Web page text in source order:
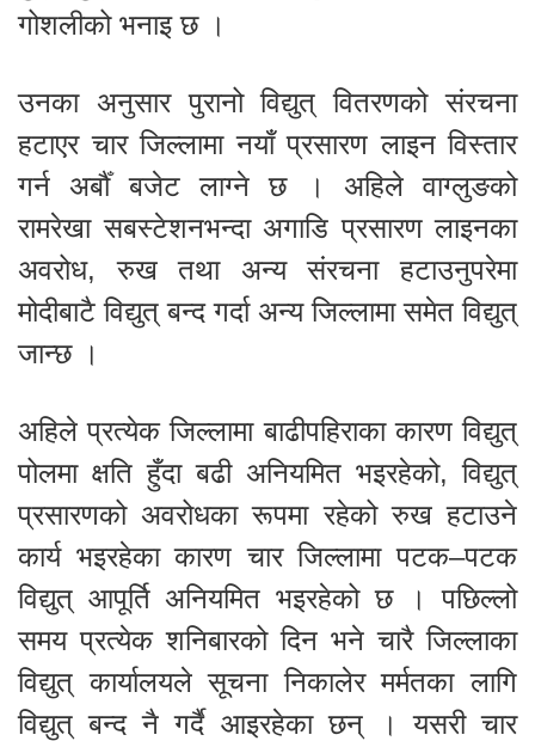
गोशलीको भनाइ छ ।
उनका अनुसार पुरानो विद्युत् वितरणको संरचना
हटाएर चार जिल्लामा नयाँ प्रसारण लाइन विस्तार
गर्न अर्बौँ बजेट लाग्ने छ । अहिले वाग्लुङको
रामरेखा सबस्टेशनभन्दा अगाडि प्रसारण लाइनका
अवरोध, रुख तथा अन्य संरचना हटाउनुपरेमा
मोदीबाटै विद्युत् बन्द गर्दा अन्य जिल्लामा समेत विद्युत्
जान्छ ।
अहिले प्रत्येक जिल्लामा बाढीपहिराका कारण विद्युत्
पोलमा क्षति हुँदा बढी अनियमित भइरहेको, विद्युत्
प्रसारणको अवरोधका रूपमा रहेको रुख हटाउने
कार्य भइरहेका कारण चार जिल्लामा पटक–पटक
विद्युत् आपूर्ति अनियमित भइरहेको छ । पछिल्लो
समय प्रत्येक शनिबारको दिन भने चारै जिल्लाका
विद्युत् कार्यालयले सूचना निकालेर मर्मतका लागि
विद्युत् बन्द नै गर्दै आइरहेका छन् । यसरी चार